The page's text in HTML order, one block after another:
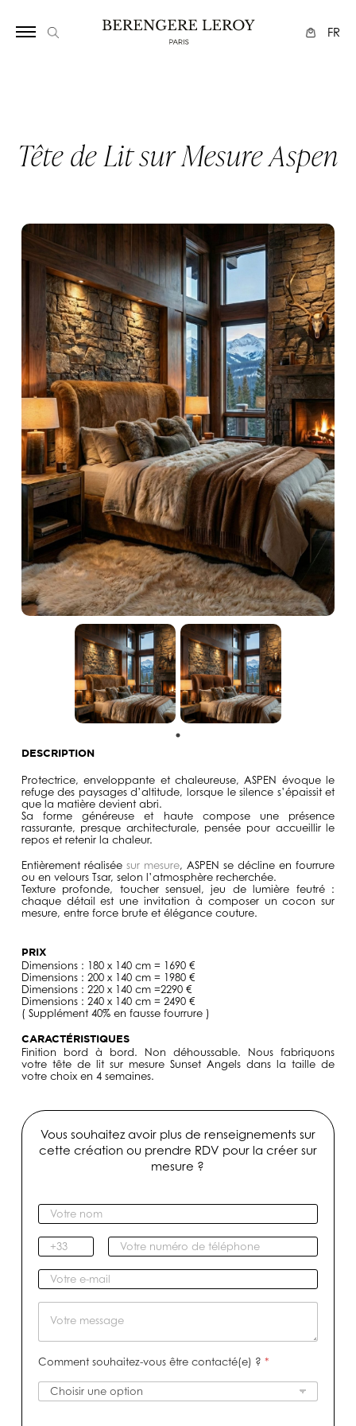
FR
Tête de Lit sur Mesure Aspen
DESCRIPTION
Protectrice, enveloppante et chaleureuse, ASPEN évoque le
refuge des paysages d’altitude, lorsque le silence s’épaissit et
que la matière devient abri.
Sa forme généreuse et haute compose une présence
rassurante, presque architecturale, pensée pour accueillir le
repos et retenir la chaleur.
Entièrement réalisée sur mesure, ASPEN se décline en fourrure
ou en velours Tsar, selon l’atmosphère recherchée.
Texture profonde, toucher sensuel, jeu de lumière feutré :
chaque détail est une invitation à composer un cocon sur
mesure, entre force brute et élégance couture.
PRIX
Dimensions : 180 x 140 cm = 1690 €
Dimensions : 200 x 140 cm = 1980 €
Dimensions : 220 x 140 cm =2290 €
Dimensions : 240 x 140 cm = 2490 €
( Supplément 40% en fausse fourrure )
CARACTÉRISTIQUES
Finition bord à bord. Non déhoussable. Nous fabriquons
votre tête de lit sur mesure Sunset Angels dans la taille de
votre choix en 4 semaines.
Vous souhaitez avoir plus de renseignements sur
cette création ou prendre RDV pour la créer sur
mesure ?
V
o
t
r
e
n
o
I
n
d
i
c
f
V
o
t
r
e
n
é
r
o
V
o
t
-
m
s
a
g
e
Comment souhaitez-vous être contacté(e) ? *